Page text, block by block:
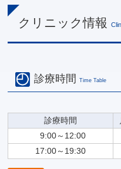
クリニック情報
診療時間Time Table
診療時間
9:00～12:00
17:00～19:30